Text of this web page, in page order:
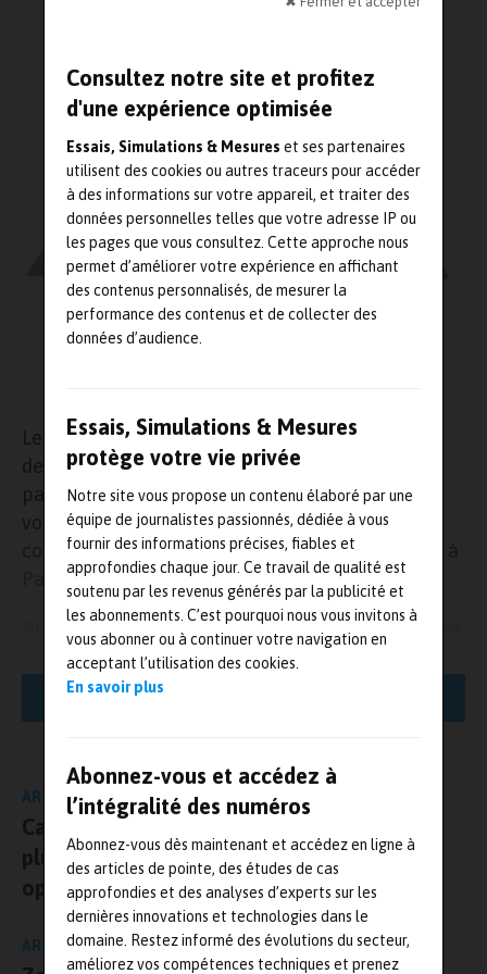
Consultez notre site et profitez
d'une expérience optimisée
Essais, Simulations & Mesures et ses partenaires
utilisent des cookies ou autres traceurs pour accéder
à des informations sur votre appareil, et traiter des
données personnelles telles que votre adresse IP ou
les pages que vous consultez. Cette approche nous
permet d’améliorer votre expérience en affichant
des contenus personnalisés, de mesurer la
performance des contenus et de collecter des
données d’audience.
Essais, Simulations & Mesures
protège votre vie privée
Notre site vous propose un contenu élaboré par une
équipe de journalistes passionnés, dédiée à vous
fournir des informations précises, fiables et
approfondies chaque jour. Ce travail de qualité est
soutenu par les revenus générés par la publicité et
les abonnements. C’est pourquoi nous vous invitons à
vous abonner ou à continuer votre navigation en
acceptant l’utilisation des cookies.
En savoir plus
Abonnez-vous et accédez à
l’intégralité des numéros
Abonnez-vous dès maintenant et accédez en ligne à
des articles de pointe, des études de cas
approfondies et des analyses d’experts sur les
dernières innovations et technologies dans le
domaine. Restez informé des évolutions du secteur,
améliorez vos compétences techniques et prenez
Le Cetim, accélérateur technologique au service
de la transformation de l’industrie, annonce sa
participation au salonJEC World 2025, rendez-
vous international dédié aux matériaux
composites et leurs applications, du 4 au 6 mars à
Paris Nord Villepinte.
Au programme : l’exposition de nouveaux démonstrateurs issus de
sa R&D, la présentation de ses équipements uniques en France et
des nouvelles formations Cetim Academy dans ce domaine, et un
point sur les projets nationaux et européens dans lesquels le
Centre est impliqué. A noter, la présence de ses experts
d’ETIM, son laboratoire de tests Composites.
Un nouveau démonstrateur aéronautique à
découvrir sur le stand du Cetim et sur le
Mobility Planet
Présenté sur cette zone d’exposition (chargée de mettre à
l’honneur la sélection officielle JEC des pièces et produits
ARTICLE PRÉCÉDENT
Catu : des essais conformes aux normes les
plus rigoureuses pour la sécurité des
opérateurs
ARTICLE SUIVANT